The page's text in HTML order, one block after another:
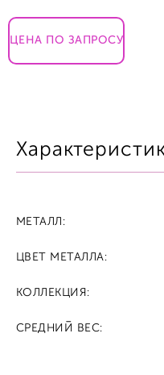
ЦЕНА ПО ЗАПРОСУ
МЕТАЛЛ:
ЦВЕТ МЕТАЛЛА:
КОЛЛЕКЦИЯ:
СРЕДНИЙ ВЕС: